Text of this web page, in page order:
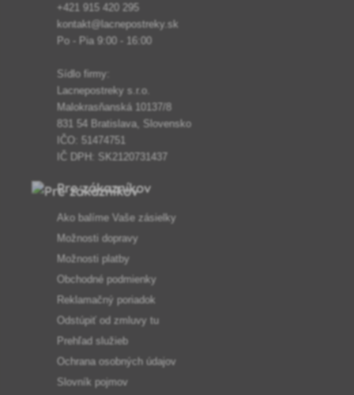
+421 915 420 295
kontakt@lacnepostreky.sk
Po - Pia 9:00 - 16:00
Sídlo firmy:
Lacnepostreky s.r.o.
Malokrasňanská 10137/8
831 54 Bratislava, Slovensko
IČO: 51474751
IČ DPH: SK2120731437
Pre zákazníkov
Ako balíme Vaše zásielky
Možnosti dopravy
Možnosti platby
Obchodné podmienky
Reklamačný poriadok
Odstúpiť od zmluvy tu
Prehľad služieb
Ochrana osobných údajov
Slovník pojmov